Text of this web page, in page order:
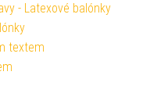
- Latexové balónky
textem